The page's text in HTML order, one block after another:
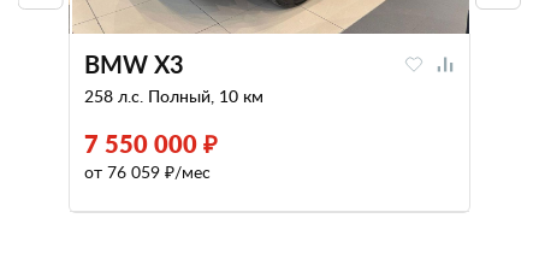
BMW X3
258 л.с. Полный, 10 км
7 550 000 ₽
от 76 059 ₽/мес